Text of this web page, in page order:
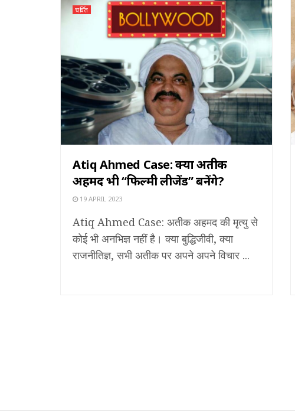
चर्चित
Atiq Ahmed Case: क्या अतीक
अहमद भी “फिल्मी लीजेंड” बनेंगे?
19 APRIL 2023
Atiq Ahmed Case: अतीक अहमद की मृत्यु से
कोई भी अनभिज्ञ नहीं है। क्या बुद्धिजीवी, क्या
राजनीतिज्ञ, सभी अतीक पर अपने अपने विचार ...